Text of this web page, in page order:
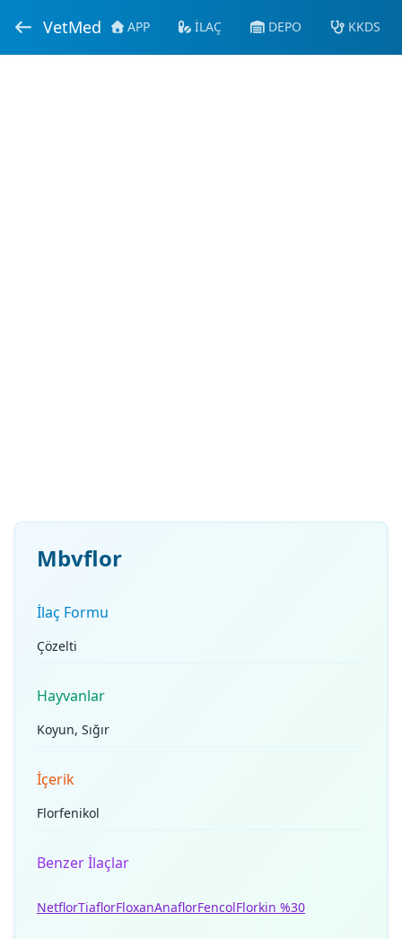
VetMed APP İLAÇ DEPO KKDS
Mbvflor
İlaç Formu
Çözelti
Hayvanlar
Koyun, Sığır
İçerik
Florfenikol
Benzer İlaçlar
NetflorTiaflorFloxanAnaflorFencolFlorkin %30